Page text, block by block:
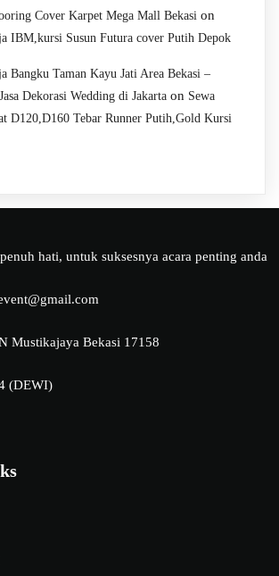
Cover Karpet Mega Mall Bekasi on
IBM,kursi Susun Futura cover Putih Depok
Bangku Taman Kayu Jati Area Bekasi –
Dekorasi Wedding di Jakarta on Sewa
D120,D160 Tebar Runner Putih,Gold Kursi
hati, untuk suksesnya acara penting anda
Mustikajaya Bekasi 17158
(DEWI)